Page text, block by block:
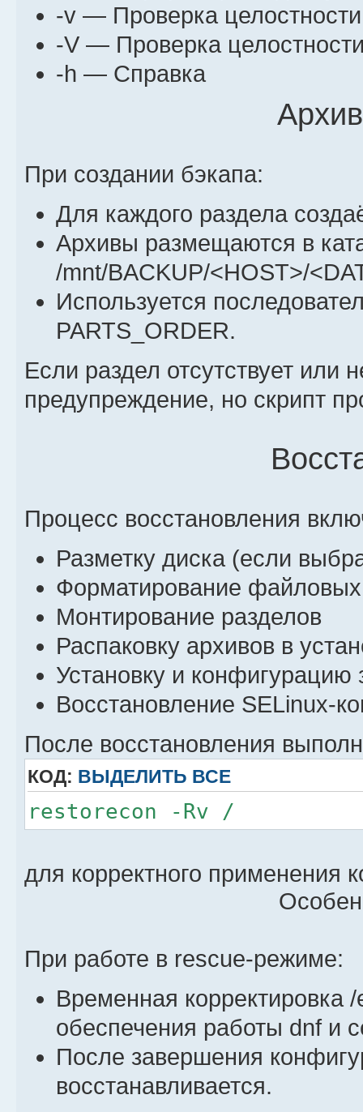
-v — Проверка
-V — Проверка
-h — Справка
При создании бэкапа:
Для каждого раздела
Архивы размещаются в
/mnt/BACKUP/<HOST>/
Используется
PARTS_ORDER.
Если раздел отсутствует
предупреждение, но скрипт
Процесс восстановления
Разметку диска (если
Форматирование
Монтирование разделов
Распаковку архивов в
Установку и конфигурацию
Восстановление SELinux-
После восстановления
КОД: ВЫДЕЛИТЬ ВСЕ
restorecon -Rv /
для корректного применения
При работе в rescue-режиме:
Временная корректировка
обеспечения работы dnf и
После завершения
восстанавливается.